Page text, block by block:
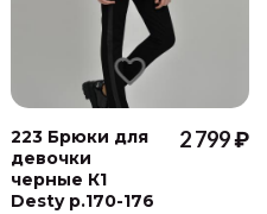
223 Брюки для
девочки
черные К1
Desty р.170-176
2 799 ₽